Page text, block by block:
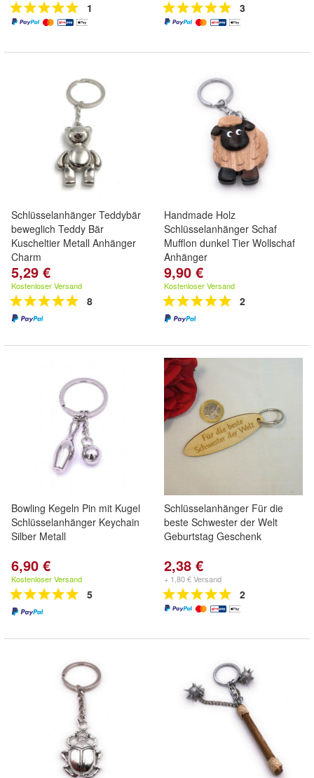
1 3
Schlüsselanhänger Teddybär
beweglich Teddy Bär
Kuscheltier Metall Anhänger
Charm
5,29 €
Kostenloser Versand
8
Handmade Holz
Schlüsselanhänger Schaf
Mufflon dunkel Tier Wollschaf
Anhänger
9,90 €
Kostenloser Versand
2
Bowling Kegeln Pin mit Kugel
Schlüsselanhänger Keychain
Silber Metall
6,90 €
Kostenloser Versand
5
Schlüsselanhänger Für die
beste Schwester der Welt
Geburtstag Geschenk
2,38 €
+ 1,80 € Versand
2